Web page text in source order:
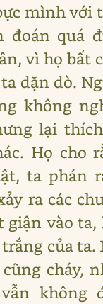
mình với
quá
vì họ bất
dặn dò.
không
lại
Họ cho
ta phán
ra các
giận vào
của ta.
cháy,
không